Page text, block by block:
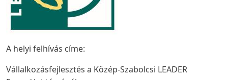
A helyi felhívás címe:
Vállalkozásfejlesztés a Közép-Szabolcsi LEADER